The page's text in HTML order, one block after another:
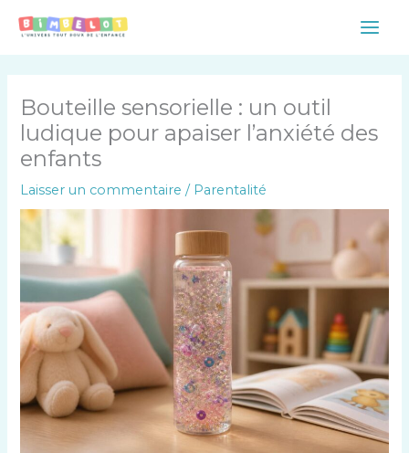
Main
Bouteille sensorielle : un outil
ludique pour apaiser l’anxiété des
enfants
Laisser un commentaire / Parentalité